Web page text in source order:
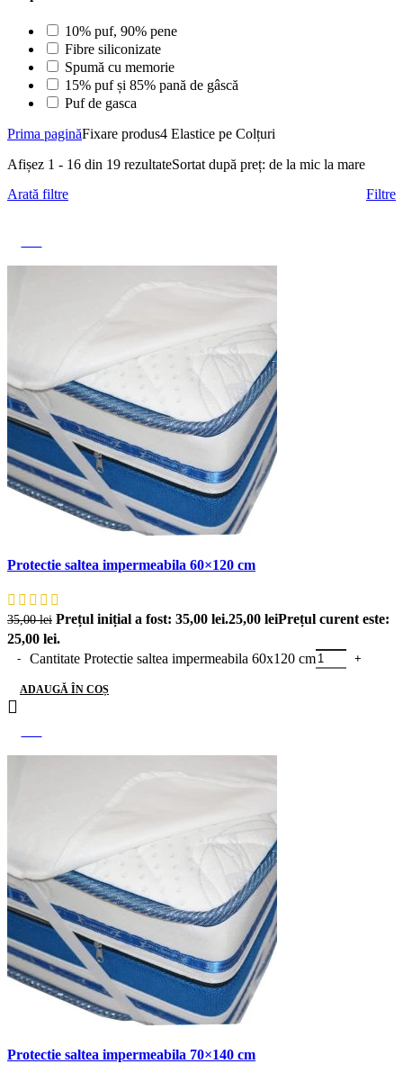
10% puf, 90% pene
Fibre siliconizate
Spumă cu memorie
15% puf și 85% pană de gâscă
Puf de gasca
Prima paginăFixare produs4 Elastice pe Colțuri
Afișez 1 - 16 din 19 rezultateSortat după preț: de la mic la mare
Arată filtre
Filtre
Protectie saltea impermeabila 60×120 cm
35,00lei Prețul inițial a fost: 35,00 lei.25,00 leiPrețul curent este:
25,00 lei.
Cantitate Protectie saltea impermeabila 60x120 cm
ADAUGĂ ÎN COȘ
Protectie saltea impermeabila 70×140 cm